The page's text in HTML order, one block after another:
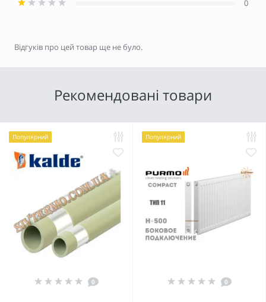
0
Відгуків про цей товар ще не було.
Рекомендовані товари
Популярний
0
Популярний
0